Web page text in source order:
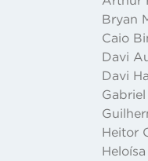
Bryan
Caio
Davi
Davi
Heitor